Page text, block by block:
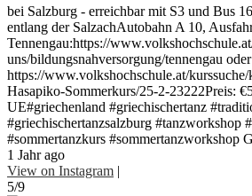
bei Salzburg - erreichbar mit S3 und Bus
entlang der SalzachAutobahn A 10,
Tennengau:https://
uns/bildungsnahversorgung/tennengau
https://www.volkshochschule.at/
Hasapiko-Sommerkurs/25-2-23222Preis:
UE#griechenland #griechischertanz
#griechischertanzsalzburg #tanzworkshop
#sommertanzkurs #sommertanzworkshop
1 Jahr ago
View on Instagram |
5/9